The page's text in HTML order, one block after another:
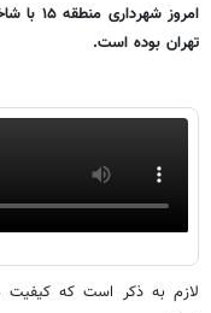
تهران بوده است.
لازم به ذکر است که کیفیت